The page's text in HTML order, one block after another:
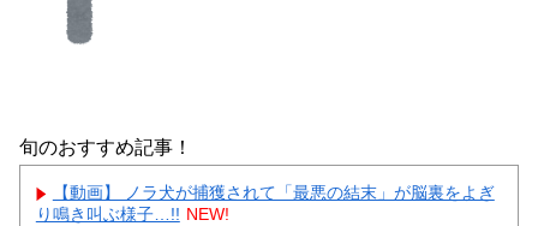
旬のおすすめ記事！
【動画】 ノラ犬が捕獲されて「最悪の結末」が脳裏をよぎ
り鳴き叫ぶ様子…!! NEW!